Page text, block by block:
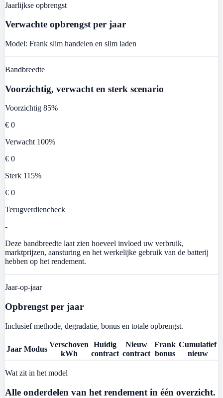
Jaarlijkse opbrengst
Verwachte opbrengst per jaar
Model: Frank slim handelen en slim laden
Bandbreedte
Voorzichtig, verwacht en sterk scenario
Voorzichtig 85%
€ 0
Verwacht 100%
€ 0
Sterk 115%
€ 0
Terugverdiencheck
-
Deze bandbreedte laat zien hoeveel invloed uw verbruik,
marktprijzen, aansturing en het werkelijke gebruik van de batterij
hebben op het rendement.
Jaar-op-jaar
Opbrengst per jaar
Inclusief methode, degradatie, bonus en totale opbrengst.
Jaar Modus
Verschoven
kWh
Huidig
contract
Nieuw
contract
Frank
bonus
Cumulatief
nieuw
Wat zit in het model
Alle onderdelen van het rendement in één overzicht.